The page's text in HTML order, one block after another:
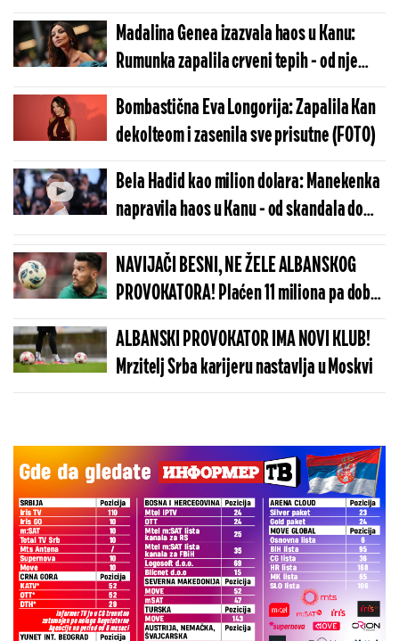
(FOTO)
Madalina Genea izazvala haos u Kanu:
Rumunka zapalila crveni tepih - od nje
nema lepše (FOTO)
Bombastična Eva Longorija: Zapalila Kan
dekolteom i zasenila sve prisutne (FOTO)
Bela Hadid kao milion dolara: Manekenka
napravila haos u Kanu - od skandala do
elegancije (FOTO)
NAVIJAČI BESNI, NE ŽELE ALBANSKOG
PROVOKATORA! Plaćen 11 miliona pa dobio
brutalnu poruku
ALBANSKI PROVOKATOR IMA NOVI KLUB!
Mrzitelj Srba karijeru nastavlja u Moskvi